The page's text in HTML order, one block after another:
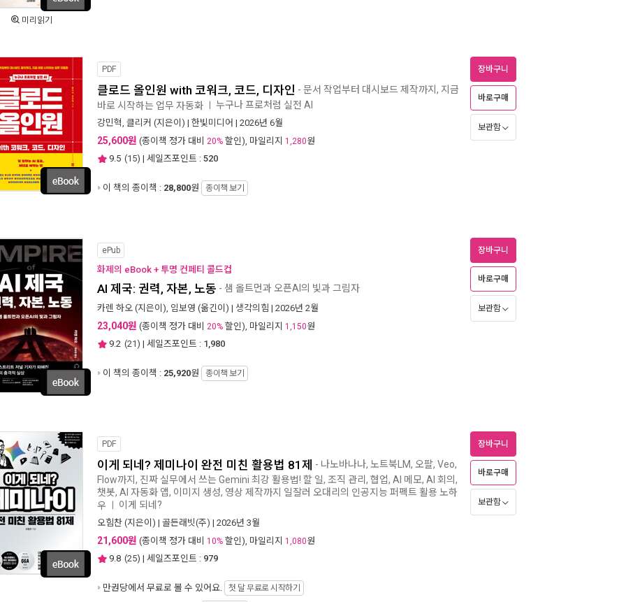
미리읽기
PDF
클로드 올인원 with 코워크, 코드, 디자인 - 문서 작업부터 대시보드 제작까지, 지금
바로 시작하는 업무 자동화 누구나 프로처럼 실전 AI
강민혁, 클리커 (지은이) | 한빛미디어 | 2026년 6월
25,600원 (종이책 정가 대비 20% 할인), 마일리지 1,280원
9.5 (15) | 세일즈포인트 : 520
이 책의 종이책 : 28,800원 종이책 보기
장바구니
바로구매
보관함
ePub
화제의 eBook + 투명 컨페티 콜드컵
AI 제국: 권력, 자본, 노동 - 샘 올트먼과 오픈AI의 빛과 그림자
카렌 하오 (지은이), 임보영 (옮긴이) | 생각의힘 | 2026년 2월
23,040원 (종이책 정가 대비 20% 할인), 마일리지 1,150원
9.2 (21) | 세일즈포인트 : 1,980
이 책의 종이책 : 25,920원 종이책 보기
장바구니
바로구매
보관함
PDF
이게 되네? 제미나이 완전 미친 활용법 81제 - 나노바나나, 노트북LM, 오팔, Veo,
Flow까지, 진짜 실무에서 쓰는 Gemini 최강 활용법! 할 일, 조직 관리, 협업, AI 메모, AI 회의,
챗봇, AI 자동화 앱, 이미지 생성, 영상 제작까지 일잘러 오대리의 인공지능 퍼펙트 활용 노하
우
이게 되네?
오힘찬 (지은이) | 골든래빗(주) | 2026년 3월
21,600원 (종이책 정가 대비 10% 할인), 마일리지 1,080원
9.8 (25) | 세일즈포인트 : 979
만권당에서 무료로 볼 수 있어요. 첫 달 무료로 시작하기
장바구니
바로구매
보관함